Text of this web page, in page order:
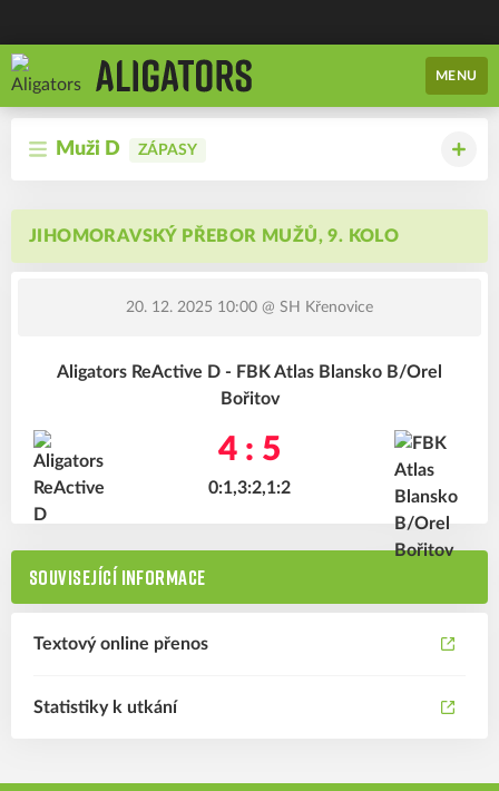
MENU
Muži D ZÁPASY
JIHOMORAVSKÝ PŘEBOR MUŽŮ, 9. KOLO
20. 12. 2025 10:00 @ SH Křenovice
Aligators ReActive D - FBK Atlas Blansko B/Orel
Bořitov
4 : 5
0:1,3:2,1:2
SOUVISEJÍCÍ INFORMACE
Textový online přenos
Statistiky k utkání